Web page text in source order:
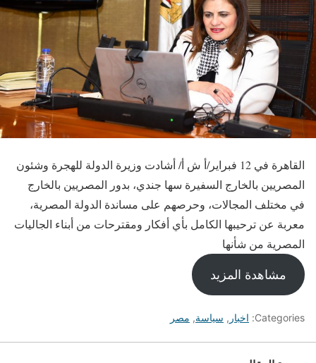
القاهرة في 12 فبراير/أ ش أ/ أشادت وزيرة الدولة للهجرة وشئون
المصريين بالخارج السفيرة سها جندي، بدور المصريين بالخارج
في مختلف المجالات، وحرصهم على مساندة الدولة المصرية،
معربة عن ترحيبها الكامل بأي أفكار ومقترحات من أبناء الجاليات
المصرية من شأنها
مشاهدة المزيد
Categories: اخبار , سياسة, مصر